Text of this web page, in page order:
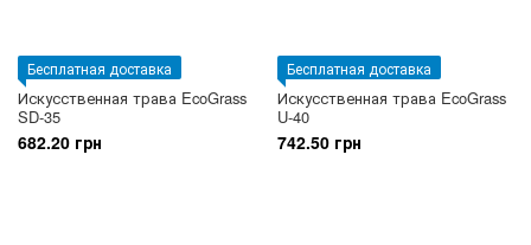
Бесплатная доставка
Искусственная трава EcoGrass
SD-35
682.20 грн
Бесплатная доставка
Искусственная трава EcoGrass
U-40
742.50 грн